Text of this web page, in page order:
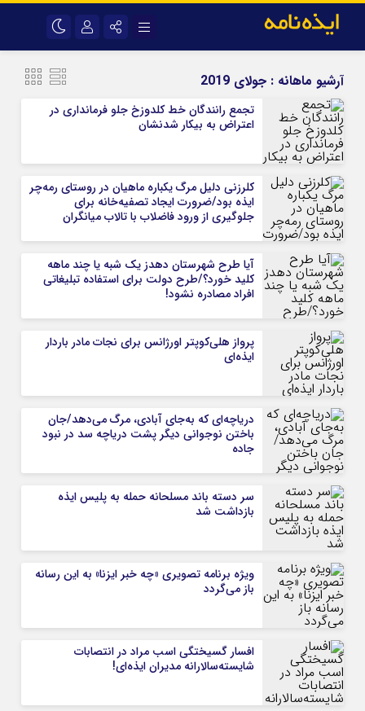
سروش
آپارات
اپلیکیشن رمز عبور
مرا به خاطر بسپار
آرشیو ماهانه : جولای 2019
تجمع رانندگان خط کلدوزخ جلو فرمانداری در
اعتراض به بیکار شدنشان
کلرزنی دلیل مرگ یکباره ماهیان در روستای رمه‌چر
ایذه بود/ضرورت ایجاد تصفیه‌خانه برای
جلوگیری از ورود فاضلاب با تالاب میانگران
آیا طرح شهرستان دهدز یک شبه یا چند ماهه
کلید خورد؟/طرح دولت برای استفاده تبلیغاتی
افراد مصادره نشود!
پرواز هلی‌کوپتر اورژانس برای نجات مادر باردار
ایذه‌ای
دریاچه‌ای که به‌جای آبادی، مرگ می‌دهد/جان
باختن نوجوانی دیگر پشت دریاچه سد در نبود
جاده
سر دسته باند مسلحانه حمله به پلیس ایذه
بازداشت شد
ویژه برنامه تصویری «چه خبر ایزنا» به این رسانه
باز می‌گردد
افسار گسیختگی اسب مراد در انتصابات
شایسته‌سالارانه مدیران ایذه‌ای!